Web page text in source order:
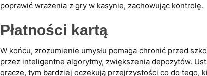
poprawić wrażenia z gry w kasynie, zachowując kontrolę.
Płatności kartą
W końcu, zrozumienie umysłu pomaga chronić przed
przez inteligentne algorytmy, zwiększenia depozytów.
gracze, tym bardziej oczekują przejrzystości co do tego,